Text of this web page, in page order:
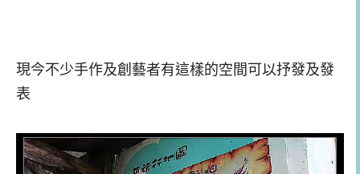
現今不少手作及創藝者有這樣的空間可以抒發及發
表